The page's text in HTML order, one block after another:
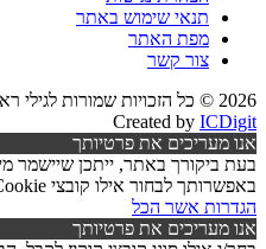
תנאי שימוש באתר
מפת האתר
צור קשר
2026 © כל הזכויות שמורות לגילי ראובני
Created by ICDigit
אנו מעריכים את פרטיותך
באפשרותך לבחור אילו קובצי Cookie לאפשר, אך חסימה של חלקם עשויה לפגוע בפעילות האתר ובאיכות השירותים.
הגדרות אשר הכל
אנו מעריכים את פרטיותך